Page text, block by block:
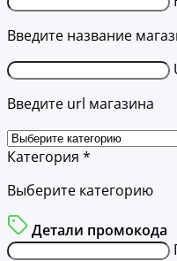
Введите название
Введите url магазина
Категория *
Выберите категорию
Детали промокода